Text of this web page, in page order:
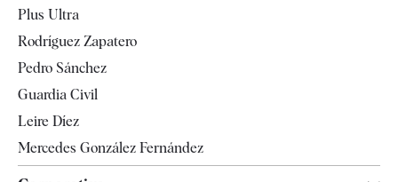
Televisión
Plus Ultra
Rodríguez Zapatero
Pedro Sánchez
Guardia Civil
Leire Díez
Mercedes González Fernández